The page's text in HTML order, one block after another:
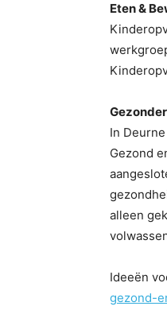
Eten &
In
Gezond
alleen
Ideeën
gezond-